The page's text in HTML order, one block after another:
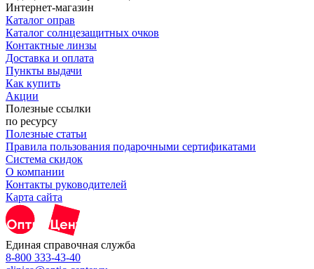
Интернет-магазин
Каталог оправ
Каталог солнцезащитных очков
Контактные линзы
Доставка и оплата
Пункты выдачи
Как купить
Акции
Полезные ссылки
по ресурсу
Полезные статьи
Правила пользования подарочными сертификатами
Система скидок
О компании
Контакты руководителей
Карта сайта
Единая справочная служба
8-800 333-43-40